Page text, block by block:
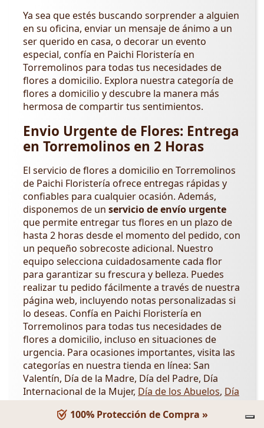
Ya sea que estés buscando sorprender a alguien
en su oficina, enviar un mensaje de ánimo a un
ser querido en casa, o decorar un evento
especial, confía en Paichi Floristería en
Torremolinos para todas tus necesidades de
flores a domicilio. Explora nuestra categoría de
flores a domicilio y descubre la manera más
hermosa de compartir tus sentimientos.
Envio Urgente de Flores: Entrega
en Torremolinos en 2 Horas
El servicio de flores a domicilio en Torremolinos
de Paichi Floristería ofrece entregas rápidas y
confiables para cualquier ocasión. Además,
disponemos de un servicio de envío urgente
que permite entregar tus flores en un plazo de
hasta 2 horas desde el momento del pedido, con
un pequeño sobrecoste adicional. Nuestro
equipo selecciona cuidadosamente cada flor
para garantizar su frescura y belleza. Puedes
realizar tu pedido fácilmente a través de nuestra
página web, incluyendo notas personalizadas si
lo deseas. Confía en Paichi Floristería en
Torremolinos para todas tus necesidades de
flores a domicilio, incluso en situaciones de
urgencia. Para ocasiones importantes, visita las
categorías en nuestra tienda en línea: San
Valentín, Día de la Madre, Día del Padre, Día
Internacional de la Mujer, Día de los Abuelos, Día
100% Protección de Compra »